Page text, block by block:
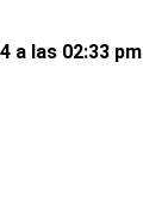
a las 02:33 pm